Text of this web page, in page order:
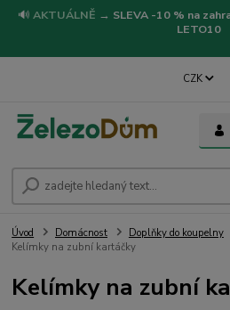
🔊 AKTUÁLNĚ → SLEVA -10 % na
LETO10
CZK
Úvod Domácnost Doplňky do koupelny
Kelímky na zubní kartáčky
Kelímky na zubní